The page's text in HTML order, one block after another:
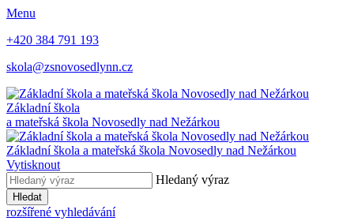
Menu
+420 384 791 193
skola@zsnovosedlynn.cz
Základní škola
a mateřská škola Novosedly nad Nežárkou
Základní škola a mateřská škola Novosedly nad Nežárkou
Vytisknout
Hledaný výraz
Hledat
rozšířené vyhledávání